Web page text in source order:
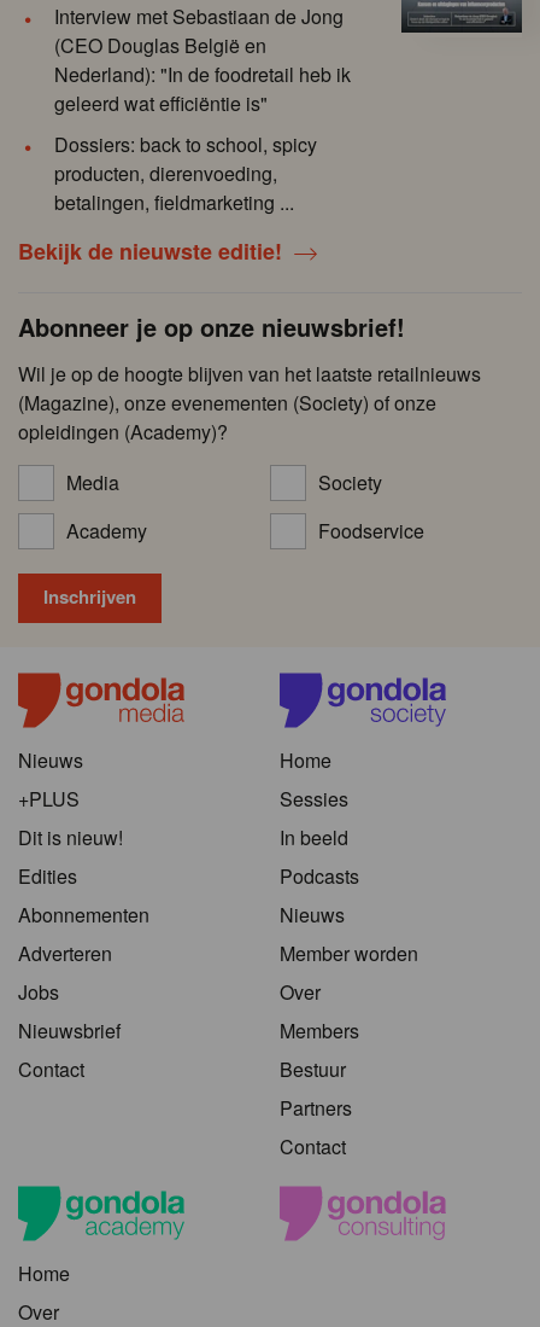
Interview met Sebastiaan de Jong
(CEO Douglas België en
Nederland): "In de foodretail heb ik
geleerd wat efficiëntie is"
Dossiers: back to school, spicy
producten, dierenvoeding,
betalingen, fieldmarketing ...
Bekijk de nieuwste editie!
Abonneer je op onze nieuwsbrief!
Wil je op de hoogte blijven van het laatste retailnieuws
(Magazine), onze evenementen (Society) of onze
opleidingen (Academy)?
Media
Society
Academy
Foodservice
Nieuws
+PLUS
Dit is nieuw!
Edities
Abonnementen
Adverteren
Jobs
Nieuwsbrief
Contact
Home
Sessies
In beeld
Podcasts
Nieuws
Member worden
Over
Members
Bestuur
Partners
Contact
Home
Over